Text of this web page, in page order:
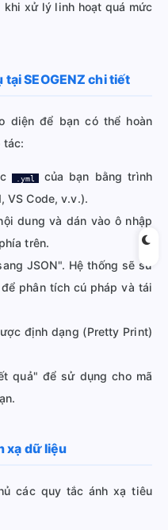
xử lý linh hoạt quá mức
SEOGENZ chi tiết
diện để bạn có thể hoàn
tác:
.yml của bạn bằng trình
VS Code, v.v.).
dung và dán vào ô nhập
trên.
JSON". Hệ thống sẽ sử
phân tích cú pháp và tái
định dạng (Pretty Print)
quả" để sử dụng cho mã
xạ dữ liệu
các quy tắc ánh xạ tiêu